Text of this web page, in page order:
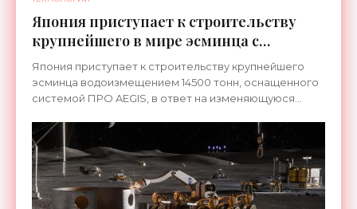
Япония приступает к строительству
крупнейшего в мире эсминца с
системой ПРО AEGIS - «Оружие»
Япония приступает к строительству крупнейшего
эсминца водоизмещением 14500 тонн, оснащенного
системой ПРО AEGIS, в ответ на изменяющуюся
ракетные